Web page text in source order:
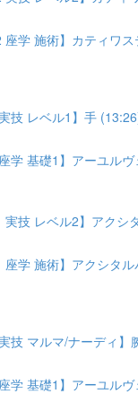
座学 施術】カティワ
技 レベル1】手
学 基礎1】アーユル
実技 レベル2】アク
座学 施術】アクシタ
技 マルマ/ナーディ】
学 基礎1】アーユル